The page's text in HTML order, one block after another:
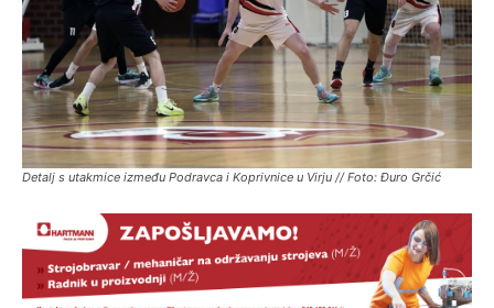
Detalj s utakmice između Podravca i Koprivnice u Virju // Foto: Đuro Grčić